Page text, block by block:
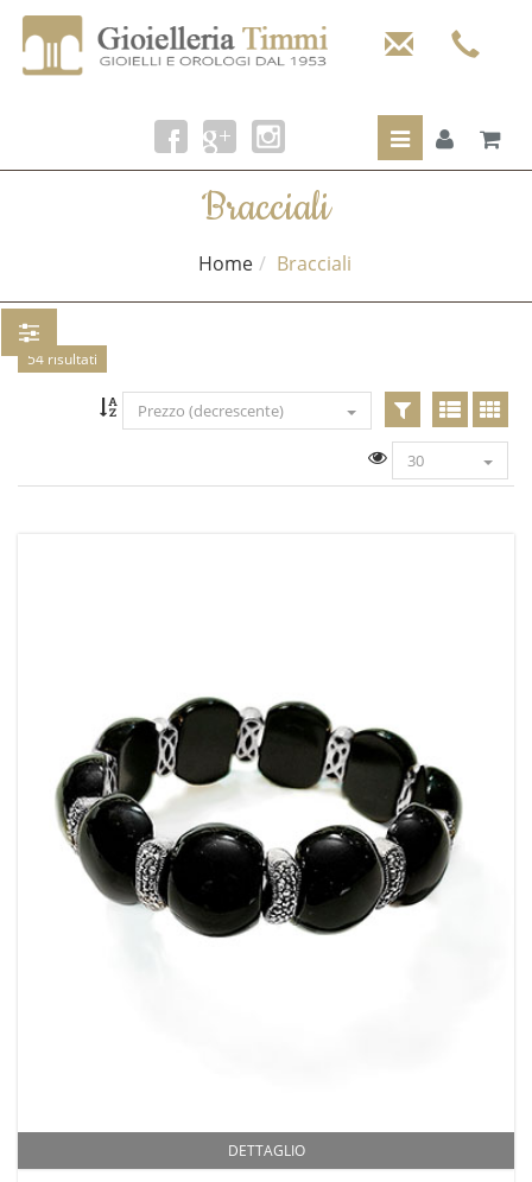
Toggle
navigation
Bracciali
Home Bracciali
54 risultati
Prezzo (decrescente)
30
DETTAGLIO